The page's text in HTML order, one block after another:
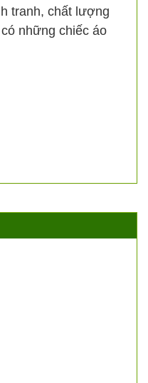
tranh, chất lượng
những chiếc áo